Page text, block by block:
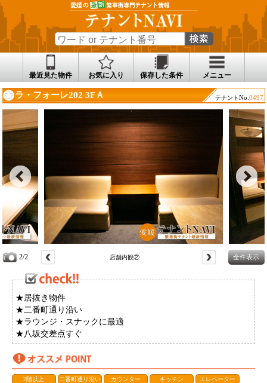
最近見た物件 お気に入り 保存した条件 メニュー
テナントNo. 0497
ラ・フォーレ202 3FＡ
店舗内観②
2/2 全件表示
★居抜き物件
★二番町通り沿い
★ラウンジ・スナックに最適
★八坂交差点すぐ
2階以上 二番町通り沿い カウンター キッチン
エレベーター